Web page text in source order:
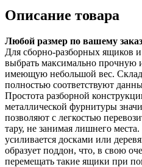
Описание товара
Любой размер по вашему
Для сборно-разборных ящиков
выбрать максимально прочную
имеющую небольшой вес.
полностью соответствуют
Простота разборной
металлической фурнитуры
позволяют с легкостью
тару, не занимая лишнего
усиливается досками или
образует поддон, что, в свою
перемещать такие ящики при